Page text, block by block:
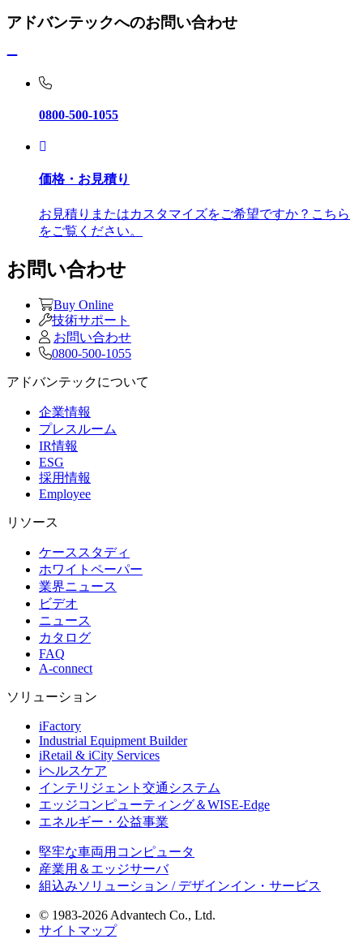
アドバンテックへのお問い合わせ
0800-500-1055
価格・お見積り
お見積りまたはカスタマイズをご希望ですか？こちら
をご覧ください。
お問い合わせ
Buy Online
技術サポート
お問い合わせ
0800-500-1055
アドバンテックについて
企業情報
プレスルーム
IR情報
ESG
採用情報
Employee
リソース
ケーススタディ
ホワイトペーパー
業界ニュース
ビデオ
ニュース
カタログ
FAQ
A-connect
ソリューション
iFactory
Industrial Equipment Builder
iRetail & iCity Services
iヘルスケア
インテリジェント交通システム
エッジコンピューティング＆WISE-Edge
エネルギー・公益事業
堅牢な車両用コンピュータ
産業用＆エッジサーバ
組込みソリューション / デザインイン・サービス
© 1983-2026 Advantech Co., Ltd.
サイトマップ